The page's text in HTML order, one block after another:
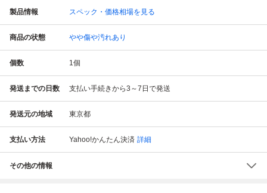
製品情報 スペック・価格相場を見る
商品の状態 やや傷や汚れあり
個数 1個
発送までの日数 支払い手続きから3～7日で発送
発送元の地域 東京都
支払い方法 Yahoo!かんたん決済 詳細
その他の情報